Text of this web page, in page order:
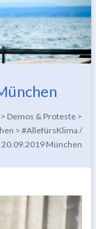
> Demos & Proteste >
>#AllefürsKlima /
20.09.2019 München